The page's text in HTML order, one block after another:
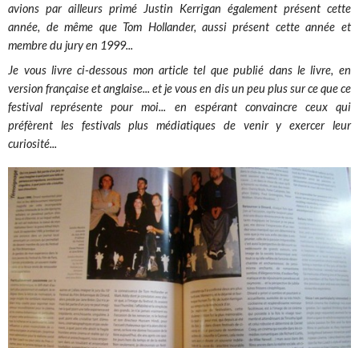
avions par ailleurs primé Justin Kerrigan également présent cette
année, de même que Tom Hollander, aussi présent cette année et
membre du jury en 1999...
Je vous livre ci-dessous mon article tel que publié dans le livre, en
version française et anglaise... et je vous en dis un peu plus sur ce que ce
festival représente pour moi... en espérant convaincre ceux qui
préfèrent les festivals plus médiatiques de venir y exercer leur
curiosité...